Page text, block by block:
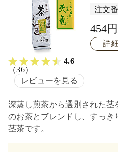
4.6
（36）
レビューを見る
注文
454
詳
深蒸し煎茶から選別された茎
のお茶とブレンドし、すっき
茎茶です。